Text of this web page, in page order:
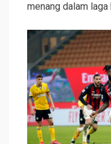
menang dalam